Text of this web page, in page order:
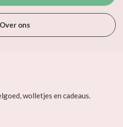
Over ons
wolletjes en cadeaus.